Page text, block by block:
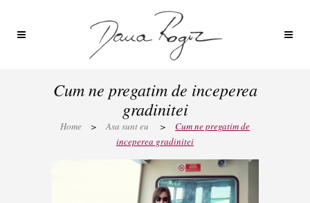
Cum ne pregatim de inceperea
gradinitei
Home > Asa sunt eu >
Cum ne pregatim de
inceperea gradinitei